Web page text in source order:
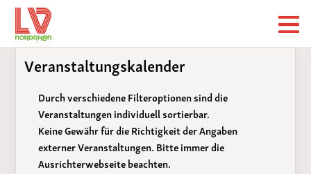
Veranstaltungskalender
Durch verschiedene Filteroptionen sind die
Veranstaltungen individuell sortierbar.
Keine Gewähr für die Richtigkeit der Angaben
externer Veranstaltungen. Bitte immer die
Ausrichterwebseite beachten.